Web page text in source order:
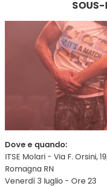
SOUS-
Dove e quando:
ITSE Molari - Via F. Orsini,
Romagna RN
Venerdì 3 luglio - Ore 23